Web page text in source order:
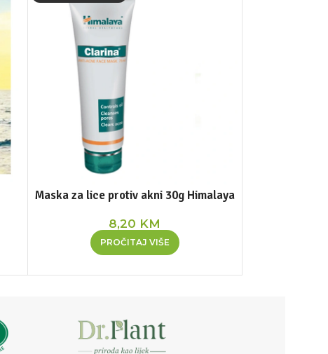
Maska za lice protiv akni 30g Himalaya
8,20 KM
PROČITAJ VIŠE